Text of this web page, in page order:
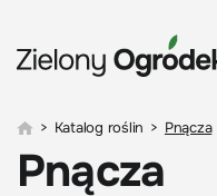
> Katalog roślin > Pnącza
Pnącza